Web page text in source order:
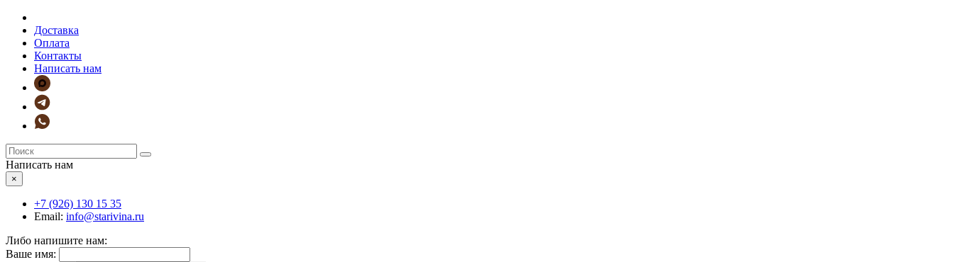
Доставка
Оплата
Контакты
Написать нам
Написать нам
×
+7 (926) 130 15 35
Email: info@starivina.ru
Либо напишите нам:
Ваше имя: